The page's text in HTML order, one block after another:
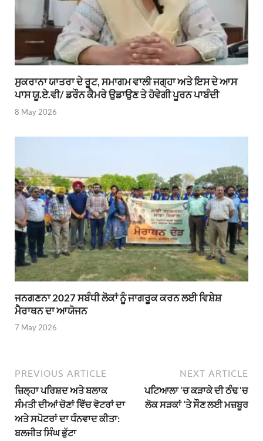
ਸੁਕਰਾਨਾ ਯਾਤਰਾ ਦੇ ਰੂਟ, ਸਮਾਗਮ ਵਾਲੀ ਜਗ੍ਹਾ ਅਤੇ ਇਸ ਦੇ ਆਸ
ਪਾਸ ਯੂ.ਏ.ਵੀ/ ਡਰੌਨ ਕੈਮਰੇ ਉਡਾਉਣ ਤੇ ਹੋਵੇਗੀ ਪੂਰਨ ਪਾਬੰਦੀ
8 May 2026
ਜਨਗਣਨਾ 2027 ਸਬੰਧੀ ਲੋਕਾਂ ਨੂੰ ਜਾਗਰੂਕ ਕਰਨ ਲਈ ਵਿਸ਼ੇਸ਼
ਮੈਰਾਥਨ ਦਾ ਆਯੋਜਨ
7 May 2026
PREVIOUS ARTICLE
ਜ਼ਿਲ੍ਹਾ ਪਰਿਸ਼ਦ ਅਤੇ ਬਲਾਕ
ਸੰਮਤੀ ਦੀਆਂ ਚੋਣਾਂ ਵਿੱਚ ਵੋਟਰਾਂ ਦਾ
ਅਤੇ ਸਪੋਟਰਾਂ ਦਾ ਧੰਨਵਾਦ ਕੀਤਾ:
ਬਲਜੀਤ ਸਿੰਘ ਭੁੱਟਾ
NEXT ARTICLE
ਪਟਿਆਲਾ ‘ਚ ਕੜਾਕੇ ਦੀ ਠੰਢ ‘ਚ
ਲੋਕ ਸੜਕਾਂ ’ਤੇ ਸੌਣ ਲਈ ਮਜ਼ਬੂਰ